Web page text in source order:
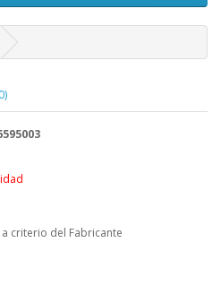
criterio del Fabricante